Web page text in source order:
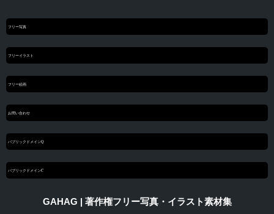
フリー写真
フリーイラスト
フリー絵画
お問い合わせ
パブリックドメインQ
パブリックドメインC
GAHAG | 著作権フリー写真・イラスト素材集